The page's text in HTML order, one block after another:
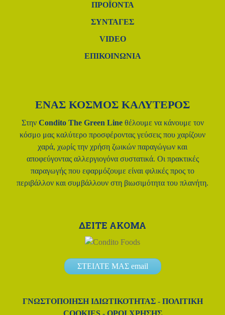
ΠΡΟΪΌΝΤΑ
ΣΥΝΤΑΓΈΣ
VIDEO
ΕΠΙΚΟΙΝΩΝΙΑ
ΕΝΑΣ ΚΟΣΜΟΣ ΚΑΛΥΤΕΡΟΣ
Στην Condito The Green Lineθέλουμε να κάνουμε τον
κόσμο μας καλύτερο προσφέροντας γεύσεις που χαρίζουν
χαρά, χωρίς την χρήση ζωικών παραγώγων και
αποφεύγοντας αλλεργιογόνα συστατικά. Οι πρακτικές
παραγωγής που εφαρμόζουμε είναι φιλικές προς το
περιβάλλον και συμβάλλουν στη βιωσιμότητα του πλανήτη.
ΔΕΙΤΕ ΑΚΟΜΑ
ΣΤΕΙΛΤΕ ΜΑΣ email
ΓΝΩΣΤΟΠΟΊΗΣΗ ΙΔΙΩΤΙΚΌΤΗΤΑΣ- ΠΟΛΙΤΙΚΉ
COOKIES- ΌΡΟΙ ΧΡΉΣΗΣ